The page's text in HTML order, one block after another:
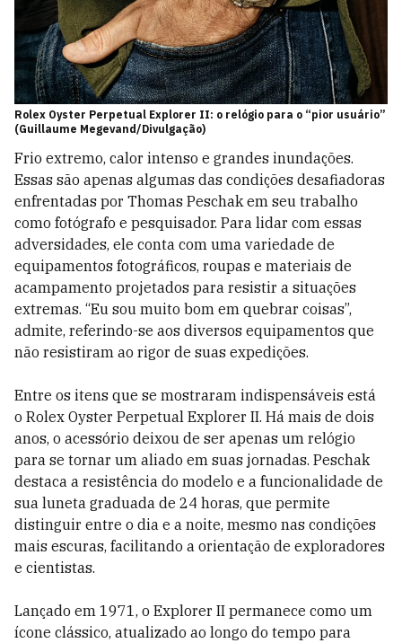
Rolex Oyster Perpetual Explorer II: o relógio para o “pior usuário”
(Guillaume Megevand/Divulgação)
Frio extremo, calor intenso e grandes inundações.
Essas são apenas algumas das condições desafiadoras
enfrentadas por Thomas Peschak em seu trabalho
como fotógrafo e pesquisador. Para lidar com essas
adversidades, ele conta com uma variedade de
equipamentos fotográficos, roupas e materiais de
acampamento projetados para resistir a situações
extremas. “Eu sou muito bom em quebrar coisas”,
admite, referindo-se aos diversos equipamentos que
não resistiram ao rigor de suas expedições.
Entre os itens que se mostraram indispensáveis está
o Rolex Oyster Perpetual Explorer II. Há mais de dois
anos, o acessório deixou de ser apenas um relógio
para se tornar um aliado em suas jornadas. Peschak
destaca a resistência do modelo e a funcionalidade de
sua luneta graduada de 24 horas, que permite
distinguir entre o dia e a noite, mesmo nas condições
mais escuras, facilitando a orientação de exploradores
e cientistas.
Lançado em 1971, o Explorer II permanece como um
ícone clássico, atualizado ao longo do tempo para